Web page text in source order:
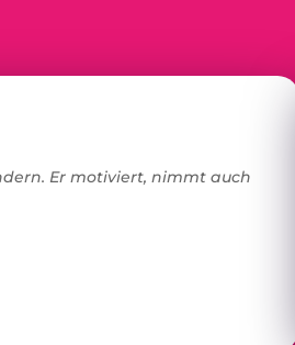
Er motiviert, nimmt auch